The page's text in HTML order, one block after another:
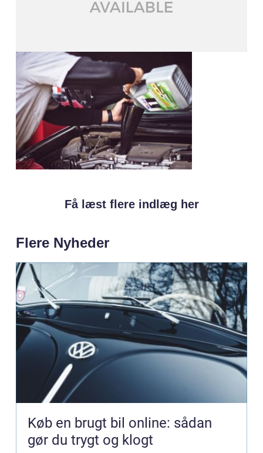
Få læst flere indlæg her
Flere Nyheder
Køb en brugt bil online: sådan
gør du trygt og klogt